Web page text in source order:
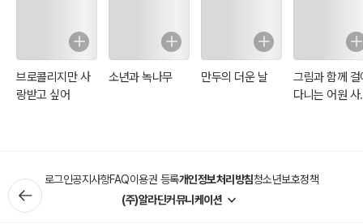
브로콜리지만 사
랑받고 싶어
소년과 녹나무 만두의 더운 날
그림과 함께 걸
다니는 어원 사
로그인공지사항FAQ이용권 등록개인정보처리방침청소년보호정책
(주)알라딘커뮤니케이션